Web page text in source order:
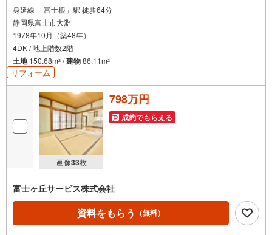
身延線 「富士根」駅 徒歩64分
静岡県富士市大淵
1978年10月（築48年）
4DK / 地上階数2階
土地150.68m2 /建物86.11m2
リフォーム
画像33枚
798万円
成約でもらえる
富士ヶ丘サービス株式会社
資料をもらう （無料）